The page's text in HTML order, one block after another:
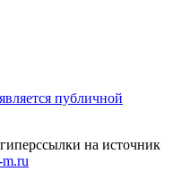
публичной
на источник